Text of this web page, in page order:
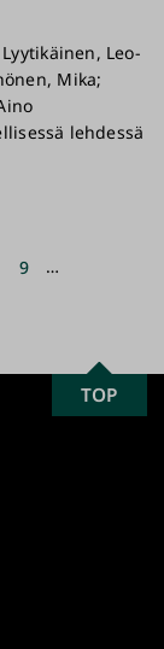
Leo-
Mika;
lehdessä
Page
9 …
SCROLL
TO
TOP